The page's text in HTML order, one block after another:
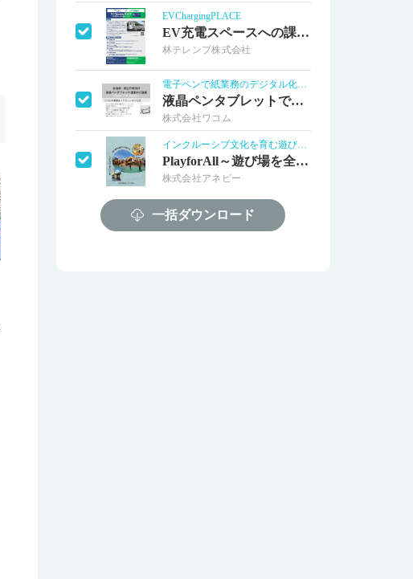
EVChargingPLACE
EV充電スペースへの課金システム
林テレンプ株式会社
電子ペンで紙業務のデジタル化を支援します
液晶ペンタブレットで業務DX化導入事例
株式会社ワコム
インクルーシブ文化を育む遊び場を提案
PlayforAll～遊び場を全ての人に
株式会社アネビー
一括ダウンロード